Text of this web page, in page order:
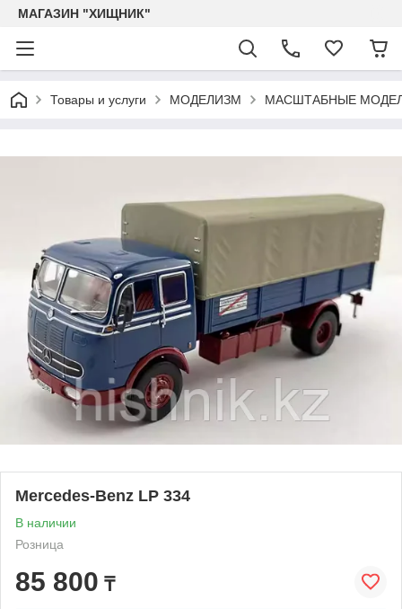
МАГАЗИН "ХИЩНИК"
Товары и услуги МОДЕЛИЗМ МАСШТАБНЫЕ
Mercedes-Benz LP 334
В наличии
Розница
85 800 ₸